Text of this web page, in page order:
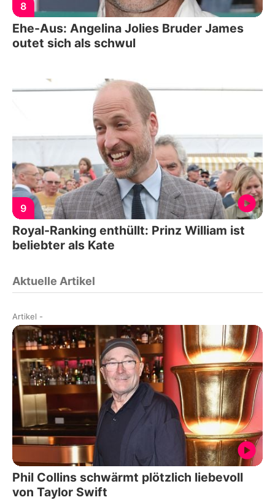
8
Ehe-Aus: Angelina Jolies Bruder James
outet sich als schwul
9
Royal-Ranking enthüllt: Prinz William ist
beliebter als Kate
Aktuelle Artikel
Artikel -
Phil Collins schwärmt plötzlich liebevoll
von Taylor Swift